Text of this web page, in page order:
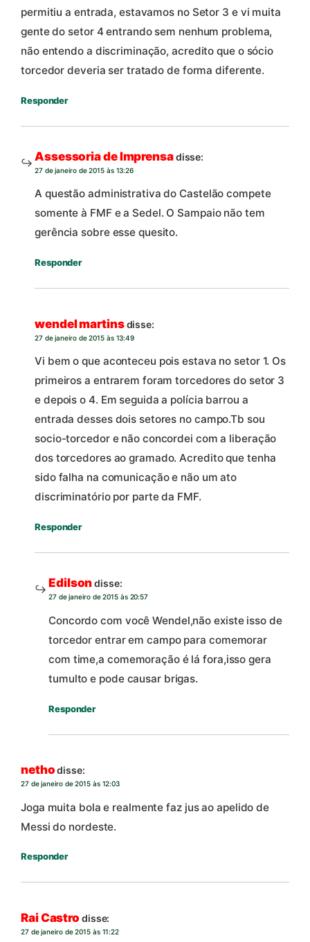
permitiu a entrada, estavamos no Setor 3 e vi muita
gente do setor 4 entrando sem nenhum problema,
não entendo a discriminação, acredito que o sócio
torcedor deveria ser tratado de forma diferente.
Responder
Assessoria de Imprensadisse:
27 de janeiro de 2015 às 13:26
A questão administrativa do Castelão compete
somente à FMF e a Sedel. O Sampaio não tem
gerência sobre esse quesito.
Responder
wendel martinsdisse:
27 de janeiro de 2015 às 13:49
Vi bem o que aconteceu pois estava no setor 1. Os
primeiros a entrarem foram torcedores do setor 3
e depois o 4. Em seguida a polícia barrou a
entrada desses dois setores no campo.Tb sou
socio-torcedor e não concordei com a liberação
dos torcedores ao gramado. Acredito que tenha
sido falha na comunicação e não um ato
discriminatório por parte da FMF.
Responder
Edilsondisse:
27 de janeiro de 2015 às 20:57
Concordo com você Wendel,não existe isso de
torcedor entrar em campo para comemorar
com time,a comemoração é lá fora,isso gera
tumulto e pode causar brigas.
Responder
netho disse:
27 de janeiro de 2015 às 12:03
Joga muita bola e realmente faz jus ao apelido de
Messi do nordeste.
Responder
Rai Castro disse:
27 de janeiro de 2015 às 11:22